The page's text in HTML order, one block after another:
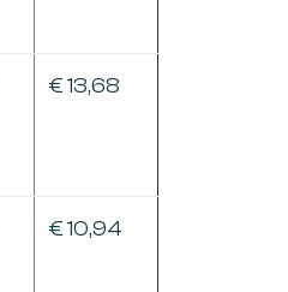
€ 13,68
€ 10,94